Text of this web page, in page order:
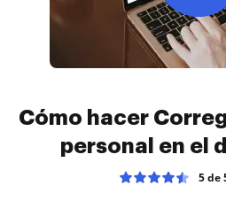
Cómo hacer
personal en el
5 de